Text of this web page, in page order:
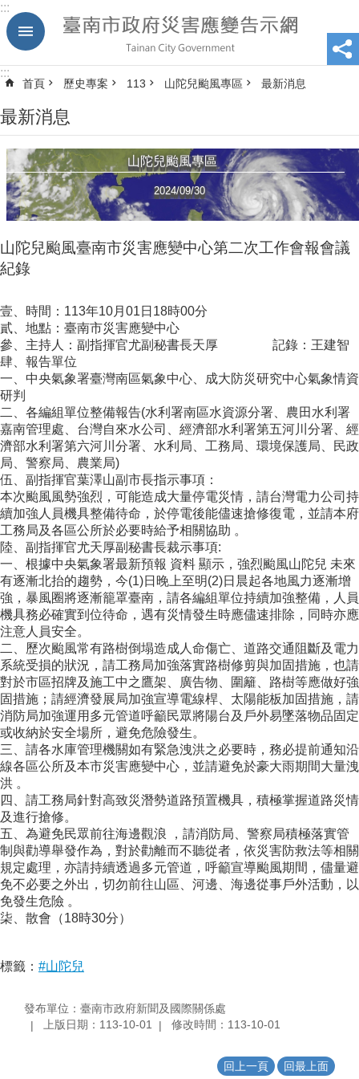
跳到主要內容區塊
:::
:::
首頁 歷史專案 113 山陀兒颱風專區 最新消息
最新消息
山陀兒颱風專區
2024/09/30
山陀兒颱風臺南市災害應變中心第二次工作會報會議
紀錄
壹、時間：113年10月01日18時00分
貳、地點：臺南市災害應變中心
參、主持人：副指揮官尤副秘書長天厚 記錄：王建智
肆、報告單位
一、中央氣象署臺灣南區氣象中心、成大防災研究中心氣象情資
研判
二、各編組單位整備報告(水利署南區水資源分署、農田水利署
嘉南管理處、台灣自來水公司、經濟部水利署第五河川分署、經
濟部水利署第六河川分署、水利局、工務局、環境保護局、民政
局、警察局、農業局)
伍、副指揮官葉澤山副市長指示事項：
本次颱風風勢強烈，可能造成大量停電災情，請台灣電力公司持
續加強人員機具整備待命，於停電後能儘速搶修復電，並請本府
工務局及各區公所於必要時給予相關協助 。
陸、副指揮官尤天厚副秘書長裁示事項:
一、根據中央氣象署最新預報 資料 顯示，強烈颱風山陀兒 未來
有逐漸北抬的趨勢，今(1)日晚上至明(2)日晨起各地風力逐漸增
強，暴風圈將逐漸籠罩臺南，請各編組單位持續加強整備，人員
機具務必確實到位待命，遇有災情發生時應儘速排除，同時亦應
注意人員安全。
二、歷次颱風常有路樹倒塌造成人命傷亡、道路交通阻斷及電力
系統受損的狀況，請工務局加強落實路樹修剪與加固措施，也請
對於市區招牌及施工中之鷹架、廣告物、圍籬、路樹等應做好強
固措施；請經濟發展局加強宣導電線桿、太陽能板加固措施，請
消防局加強運用多元管道呼籲民眾將陽台及戶外易墜落物品固定
或收納於安全場所，避免危險發生。
三、請各水庫管理機關如有緊急洩洪之必要時，務必提前通知沿
線各區公所及本市災害應變中心，並請避免於豪大雨期間大量洩
洪 。
四、請工務局針對高致災潛勢道路預置機具，積極掌握道路災情
及進行搶修。
五、為避免民眾前往海邊觀浪 ，請消防局、警察局積極落實管
制與勸導舉發作為，對於勸離而不聽從者，依災害防救法等相關
規定處理，亦請持續透過多元管道，呼籲宣導颱風期間，儘量避
免不必要之外出，切勿前往山區、河邊、海邊從事戶外活動，以
免發生危險 。
柒、散會（18時30分）
標籤： #山陀兒
發布單位：臺南市政府新聞及國際關係處
上版日期：113-10-01
修改時間：113-10-01
回上一頁 回最上面